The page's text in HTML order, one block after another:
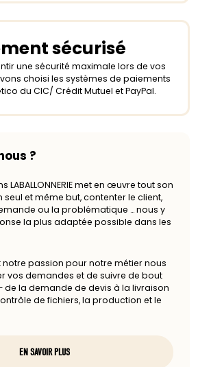
sécurisé
une sécurité maximale lors de vos
choisi les systèmes de paiements
du CIC/ Crédit Mutuel et PayPal.
?
LABALLONNERIE met en œuvre tout son
et même but, contenter le client,
ou la problématique … nous y
la plus adaptée possible dans les
notre passion pour notre métier nous
vos demandes et de suivre de bout
de la demande de devis à la livraison
de fichiers, la production et le
EN SAVOIR PLUS